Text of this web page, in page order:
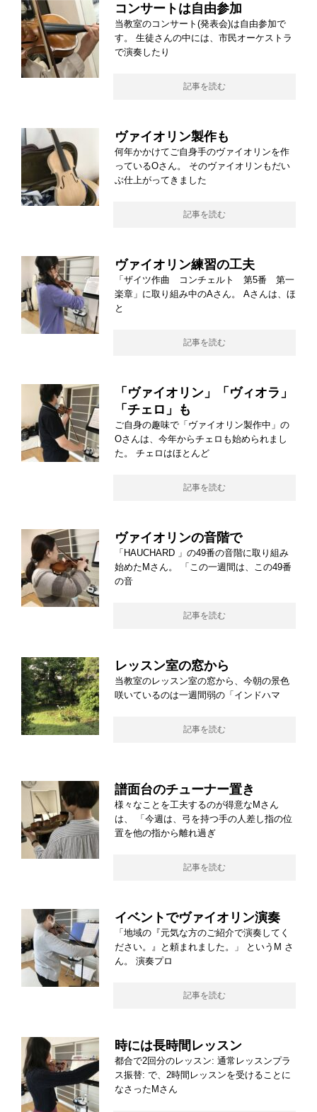
コンサートは自由参加
当教室のコンサート(発表会)は自由参加で
す。 生徒さんの中には、市民オーケストラ
で演奏したり
記事を読む
ヴァイオリン製作も
何年かかけてご自身手のヴァイオリンを作
っているOさん。 そのヴァイオリンもだい
ぶ仕上がってきました
記事を読む
ヴァイオリン練習の工夫
「ザイツ作曲 コンチェルト 第5番 第一
楽章」に取り組み中のAさん。 Aさんは、ほ
と
記事を読む
「ヴァイオリン」「ヴィオラ」
「チェロ」も
ご自身の趣味で「ヴァイオリン製作中」の
Oさんは、今年からチェロも始められまし
た。 チェロはほとんど
記事を読む
ヴァイオリンの音階で
「HAUCHARD 」の49番の音階に取り組み
始めたMさん。 「この一週間は、この49番
の音
記事を読む
レッスン室の窓から
当教室のレッスン室の窓から、今朝の景色
咲いているのは一週間弱の「インドハマ
記事を読む
譜面台のチューナー置き
様々なことを工夫するのが得意なMさん
は、 「今週は、弓を持つ手の人差し指の位
置を他の指から離れ過ぎ
記事を読む
イベントでヴァイオリン演奏
「地域の『元気な方のご紹介で演奏してく
ださい。』と頼まれました。」 というM さ
ん。 演奏プロ
記事を読む
時には長時間レッスン
都合で2回分のレッスン: 通常レッスンプラ
ス振替: で、2時間レッスンを受けることに
なさったMさん